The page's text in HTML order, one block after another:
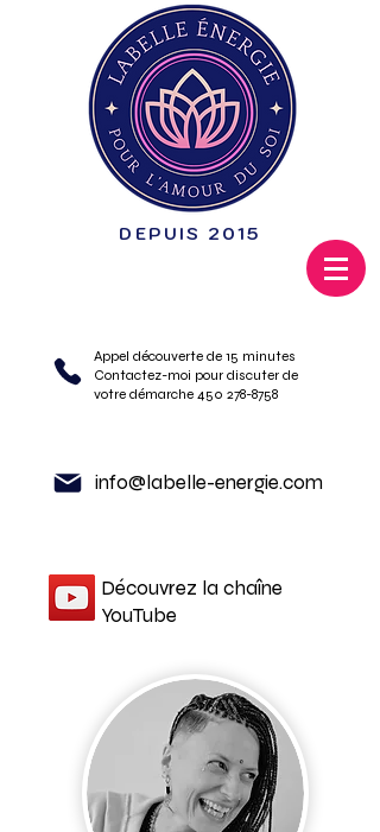
DEPUIS 2015
Appel découverte de 15 minutes
Contactez-moi pour discuter de
votre démarche 450 278-8758
info@labelle-energie.com
Découvrez la chaîne
YouTube